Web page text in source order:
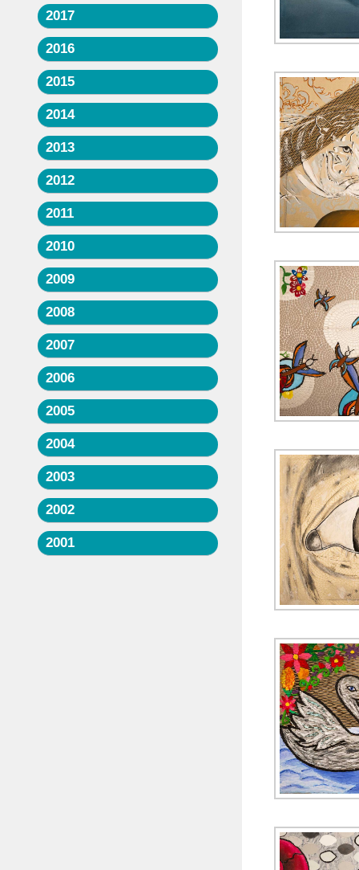
2017
2016
2015
2014
2013
2012
2011
2010
2009
2008
2007
2006
2005
2004
2003
2002
2001